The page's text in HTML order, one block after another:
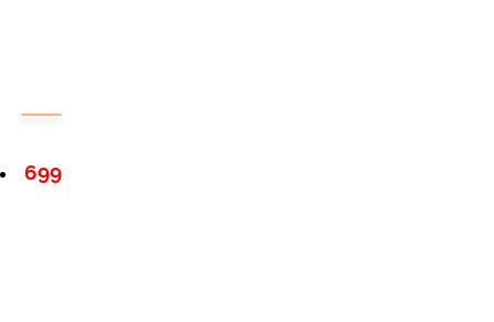
699